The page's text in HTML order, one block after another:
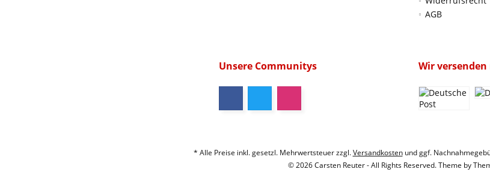
AGB
Unsere Communitys Wir
* Alle Preise inkl. gesetzl. Mehrwertsteuer zzgl.Versandkostenund ggf.
© 2026 Carsten Reuter - All Rights Reserved. Theme by